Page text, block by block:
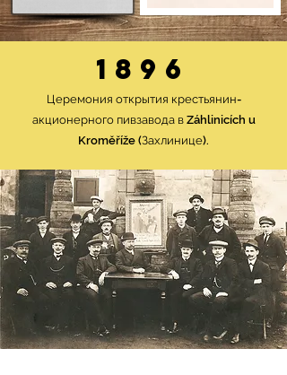
1896
Церемония открытия крестьянин-
акционерного пивзавода в Záhlinicích u
Kroměříže (Захлинице).